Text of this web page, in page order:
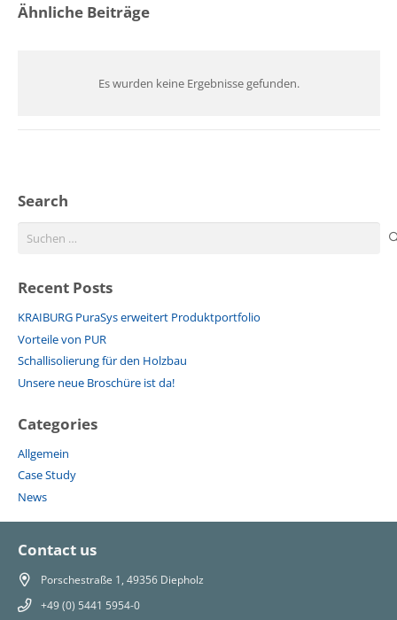
Ähnliche Beiträge
Es wurden keine Ergebnisse gefunden.
Search
Suchen
Recent Posts
KRAIBURG PuraSys erweitert Produktportfolio
Vorteile von PUR
Schallisolierung für den Holzbau
Unsere neue Broschüre ist da!
Categories
Allgemein
Case Study
News
Contact us
Porschestraße 1, 49356 Diepholz
+49 (0) 5441 5954-0